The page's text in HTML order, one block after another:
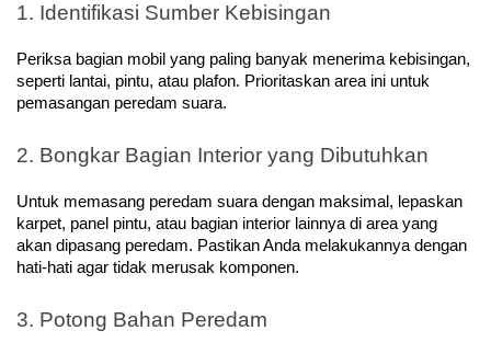
1. Identifikasi Sumber Kebisingan
Periksa bagian mobil yang paling banyak menerima kebisingan,
seperti lantai, pintu, atau plafon. Prioritaskan area ini untuk
pemasangan peredam suara.
2. Bongkar Bagian Interior yang Dibutuhkan
Untuk memasang peredam suara dengan maksimal, lepaskan
karpet, panel pintu, atau bagian interior lainnya di area yang
akan dipasang peredam. Pastikan Anda melakukannya dengan
hati-hati agar tidak merusak komponen.
3. Potong Bahan Peredam